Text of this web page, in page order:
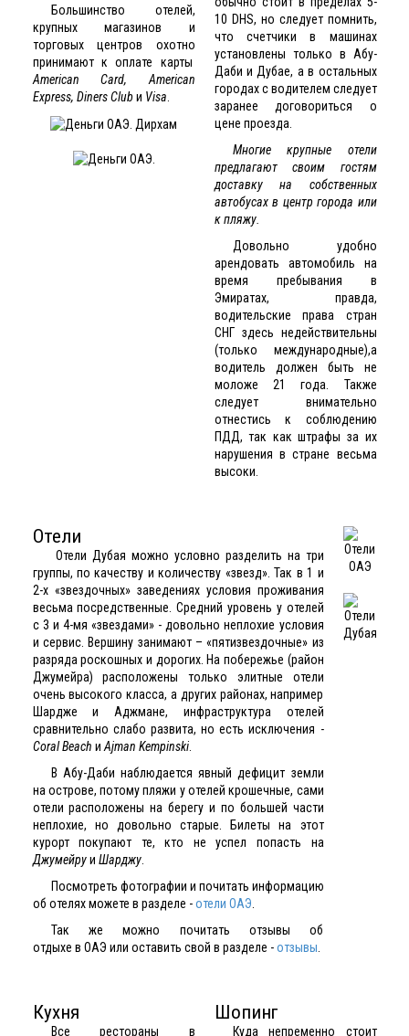
Большинство отелей,
крупных магазинов и
торговых центров охотно
принимают к оплате карты
American Card, American
Express, Diners Club и Visa
10 DHS, но следует помнить,
что счетчики в машинах
установлены только в Абу-
Даби и Дубае, а в остальных
городах с водителем следует
заранее договориться о
цене проезда.
Многие крупные отели
предлагают своим гостям
доставку на собственных
автобусах в центр города или
к пляжу.
Довольно удобно
арендовать автомобиль на
время пребывания в
Эмиратах, правда,
водительские права стран
СНГ здесь недействительны
(только международные),а
водитель должен быть не
моложе 21 года. Также
следует внимательно
отнестись к соблюдению
ПДД, так как штрафы за их
нарушения в стране весьма
высоки.
Отели
Отели Дубая можно условно разделить на три
группы, по качеству и количеству «звезд». Так в 1 и
2-х «звездочных» заведениях условия проживания
весьма посредственные. Средний уровень у отелей
с 3 и 4-мя «звездами» - довольно неплохие условия
и сервис. Вершину занимают – «пятизвездочные» из
разряда роскошных и дорогих. На побережье (район
Джумейра) расположены только элитные отели
очень высокого класса, а других районах, например
Шардже и Аджмане, инфраструктура отелей
сравнительно слабо развита, но есть исключения -
Coral Beach и Ajman Kempinski.
В Абу-Даби наблюдается явный дефицит земли
на острове, потому пляжи у отелей крошечные, сами
отели расположены на берегу и по большей части
неплохие, но довольно старые. Билеты на этот
курорт покупают те, кто не успел попасть на
Джумейруи Шарджу.
Посмотреть фотографии и почитать информацию
об отелях можете в разделе -отели ОАЭ
Так же можно почитать отзывы об
отдыхе в ОАЭ или оставить свой в разделе -отзывы
Кухня
Все рестораны в
Шопинг
Куда непременно стоит